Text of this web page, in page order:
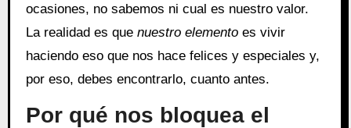
ocasiones, no sabemos ni cual es nuestro valor.
La realidad es que nuestro elementoes vivir
haciendo eso que nos hace felices y especiales y,
por eso, debes encontrarlo, cuanto antes.
Por qué nos bloquea el